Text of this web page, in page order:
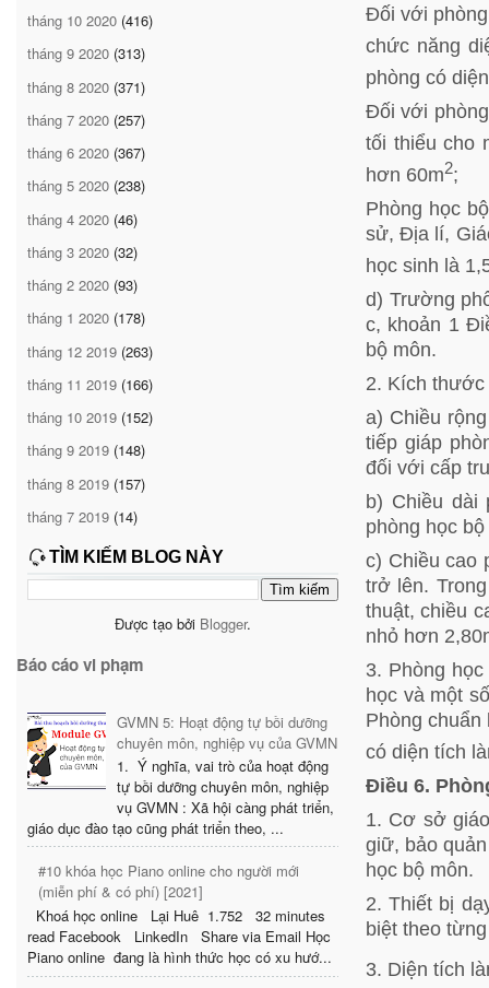
tháng 10 2020 (416)
tháng 9 2020 (313)
tháng 8 2020 (371)
tháng 7 2020 (257)
tháng 6 2020 (367)
tháng 5 2020 (238)
tháng 4 2020 (46)
tháng 3 2020 (32)
tháng 2 2020 (93)
tháng 1 2020 (178)
tháng 12 2019 (263)
tháng 11 2019 (166)
tháng 10 2019 (152)
tháng 9 2019 (148)
tháng 8 2019 (157)
tháng 7 2019 (14)
TÌM KIẾM BLOG NÀY
Được tạo bởi Blogger.
Báo cáo vi phạm
GVMN 5: Hoạt động tự bồi dưỡng
chuyên môn, nghiệp vụ của GVMN
1. Ý nghĩa, vai trò của hoạt động
tự bồi dưỡng chuyên môn, nghiệp
vụ GVMN : Xã hội càng phát triển,
giáo dục đào tạo cũng phát triển theo, ...
#10 khóa học Piano online cho người mới
(miễn phí & có phí) [2021]
Khoá học online Lại Huê 1.752 32 minutes
read Facebook LinkedIn Share via Email Học
Piano online đang là hình thức học có xu hướ...
Đối với
chức năng
phòng có
Đối với
tối thiểu cho
hơn 60m2;
Phòng học
sử, Địa lí,
học sinh là
d) Trường
c, khoản 1
bộ môn.
2. Kích thước
a) Chiều
tiếp giáp
đối với cấp
b) Chiều dài
phòng học
c) Chiều cao
trở lên.
thuật, chiều
nhỏ hơn
3. Phòng
học và một
Phòng
có diện tích
Điều 6.
1. Cơ sở
giữ, bảo
học bộ môn.
2. Thiết bị
biệt theo
3. Diện tích